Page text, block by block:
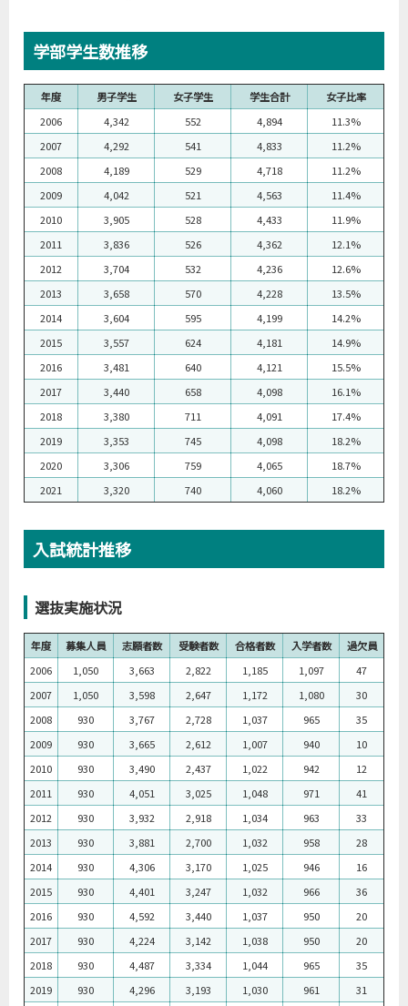
学部学生数推移
年度 男子学生 女子学生 学生合計
女子比率
2006
4,342 552 4,894
11.3%
2007
4,292 541 4,833
11.2%
2008
4,189 529 4,718
11.2%
2009
4,042 521 4,563
11.4%
2010
3,905 528 4,433
11.9%
2011
3,836 526 4,362
12.1%
2012
3,704 532 4,236
12.6%
2013
3,658 570 4,228
13.5%
2014
3,604 595 4,199
14.2%
2015
3,557 624 4,181
14.9%
2016
3,481 640 4,121
15.5%
2017
3,440 658 4,098
16.1%
2018
3,380 711 4,091
17.4%
2019
3,353 745 4,098
18.2%
2020
3,306 759 4,065
18.7%
2021
3,320 740 4,060 18.2%
入試統計推移
選抜実施状況
年度 募集人員 志願者数 受験者数 合格者数 入学者数
過欠員
2006
1,050 3,663 2,822 1,185 1,097
47
2007
1,050 3,598 2,647 1,172 1,080
30
2008
930 3,767 2,728 1,037 965
35
2009
930 3,665 2,612 1,007 940
10
2010
930 3,490 2,437 1,022 942
12
2011
930 4,051 3,025 1,048 971
41
2012
930 3,932 2,918 1,034 963
33
2013
930 3,881 2,700 1,032 958
28
2014
930 4,306 3,170 1,025 946
16
2015
930 4,401 3,247 1,032 966
36
2016
930 4,592 3,440 1,037 950
20
2017
930 4,224 3,142 1,038 950
20
2018
930 4,487 3,334 1,044 965
35
2019
930 4,296 3,193 1,030 961 31